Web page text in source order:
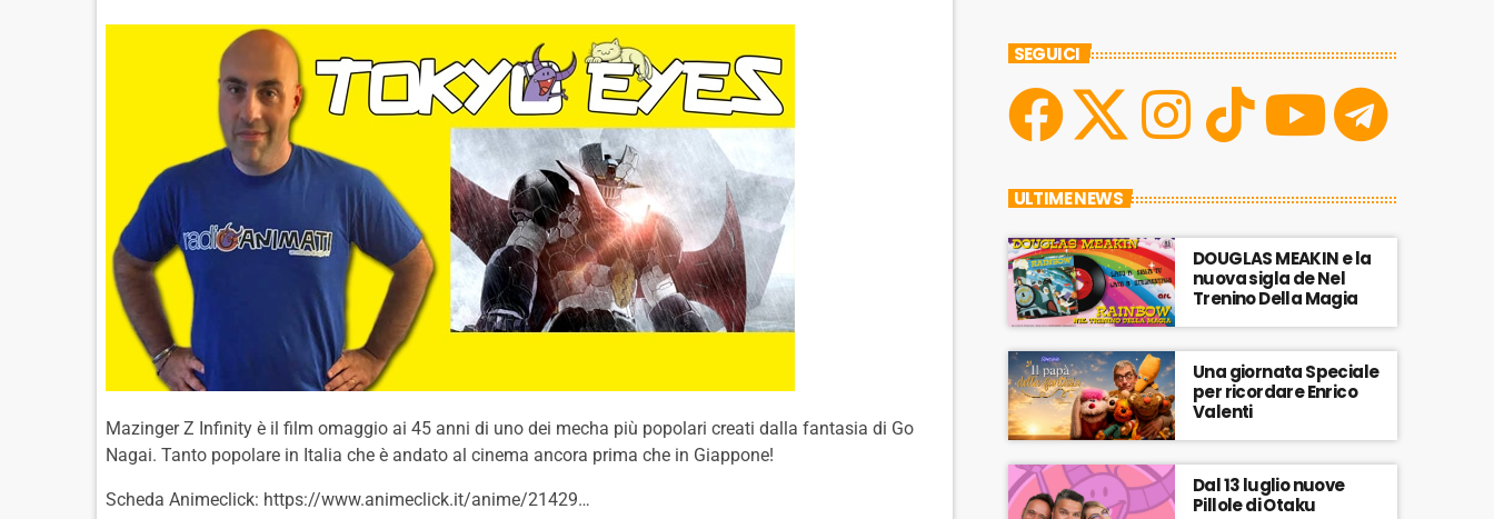
Mazinger Z Infinity è il film omaggio ai 45 anni di uno dei mecha più popolari creati dalla fantasia di Go
Nagai. Tanto popolare in Italia che è andato al cinema ancora prima che in Giappone!
Scheda Animeclick: https://www.animeclick.it/anime/21429…
SEGUICI
ULTIME NEWS
DOUGLAS MEAKIN e la
nuova sigla de Nel
Trenino Della Magia
Una giornata Speciale
per ricordare Enrico
Valenti
Dal 13 luglio nuove
Pillole di Otaku